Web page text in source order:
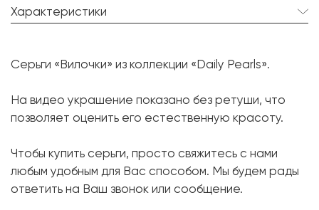
Характеристики
Форма:
Круглая
Бриллиант:
16 шт. 0.40 карат.
Форма огранки:
Металл:
Белое золото, 750 проба
Вес грамм:
11.28
Серьги «Вилочки» из коллекции «Daily Pearls».
На видео украшение показано без ретуши, что
позволяет оценить его естественную красоту.
Чтобы купить серьги, просто свяжитесь с нами
любым удобным для Вас способом. Мы будем рады
ответить на Ваш звонок или сообщение.